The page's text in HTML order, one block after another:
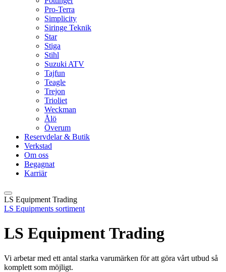
Pro-Terra
Simplicity
Siringe Teknik
Star
Stiga
Stihl
Suzuki ATV
Tajfun
Teagle
Trejon
Trioliet
Weckman
Ålö
Överum
Reservdelar & Butik
Verkstad
Om oss
Begagnat
Karriär
LS Equipment Trading
LS Equipments sortiment
LS Equipment Trading
Vi arbetar med ett antal starka varumärken för att göra vårt utbud så
komplett som möjligt.